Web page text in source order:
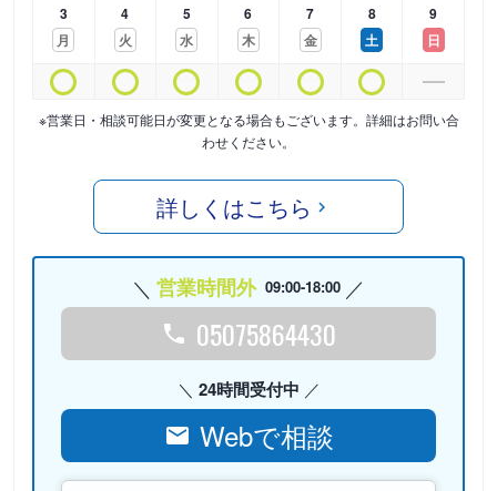
3
月
4
火
5
水
6
木
7
金
8
土
9
日
※営業日・相談可能日が変更となる場合もございます。詳細はお問い合
わせください。
詳しくはこちら
営業時間外 09:00-18:00
05075864430
24時間受付中
Webで相談